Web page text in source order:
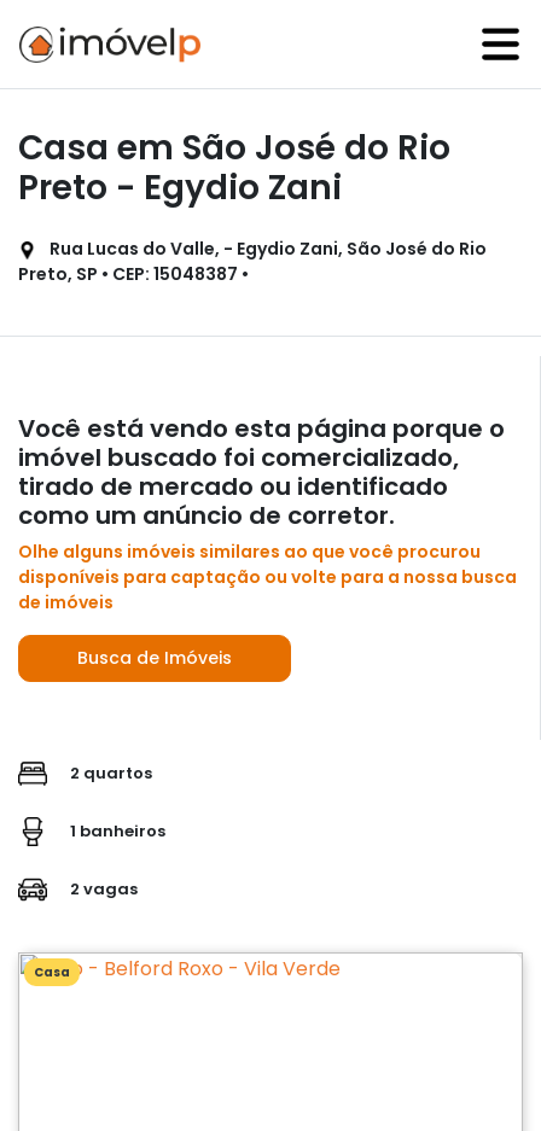
Casa em São José do Rio
Preto - Egydio Zani
Rua Lucas do Valle, - Egydio Zani, São José do Rio
Preto, SP • CEP: 15048387 •
Você está vendo esta página porque o
imóvel buscado foi comercializado,
tirado de mercado ou identificado
como um anúncio de corretor.
Olhe alguns imóveis similares ao que você procurou
disponíveis para captação ou volte para a nossa busca
de imóveis
Busca de Imóveis
2 quartos
1 banheiros
2 vagas
Casa